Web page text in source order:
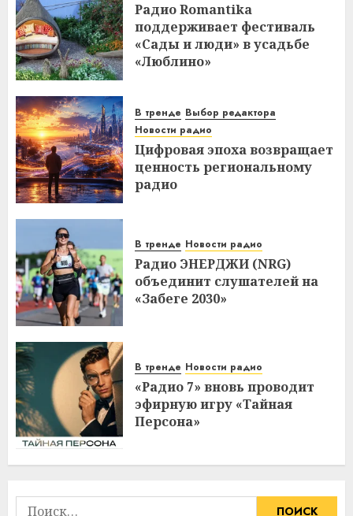
Радио Romantika
поддерживает фестиваль
«Сады и люди» в усадьбе
«Люблино»
В тренде Выбор редактора
Новости радио
Цифровая эпоха возвращает
ценность региональному
радио
В тренде Новости радио
Радио ЭНЕРДЖИ (NRG)
объединит слушателей на
«Забеге 2030»
В тренде Новости радио
«Радио 7» вновь проводит
эфирную игру «Тайная
Персона»
Найти: